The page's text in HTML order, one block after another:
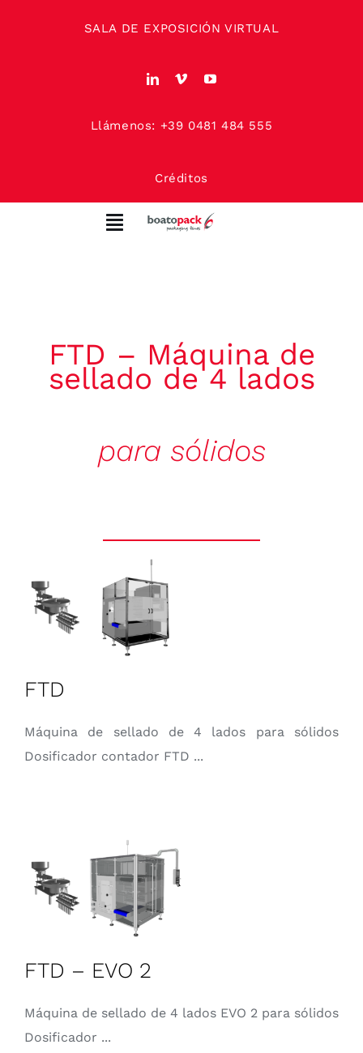
SALA DE EXPOSICIÓN VIRTUAL
Llámenos: +39 0481 484 555
Créditos
Toggle
CONTACTO
FTD – Máquina de
sellado de 4 lados
para sólidos
FTD
Máquina de sellado de 4 lados para sólidos
Dosificador contador FTD ...
FTD – EVO 2
Máquina de sellado de 4 lados EVO 2 para sólidos
Dosificador ...